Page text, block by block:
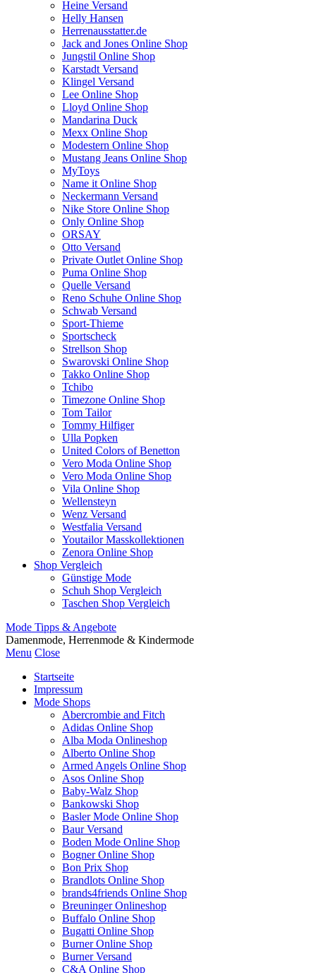
Heine Versand
Helly Hansen
Herrenausstatter.de
Jack and Jones Online Shop
Jungstil Online Shop
Karstadt Versand
Klingel Versand
Lee Online Shop
Lloyd Online Shop
Mandarina Duck
Mexx Online Shop
Modestern Online Shop
Mustang Jeans Online Shop
MyToys
Name it Online Shop
Neckermann Versand
Nike Store Online Shop
Only Online Shop
ORSAY
Otto Versand
Private Outlet Online Shop
Puma Online Shop
Quelle Versand
Reno Schuhe Online Shop
Schwab Versand
Sport-Thieme
Sportscheck
Strellson Shop
Swarovski Online Shop
Takko Online Shop
Tchibo
Timezone Online Shop
Tom Tailor
Tommy Hilfiger
Ulla Popken
United Colors of Benetton
Vero Moda Online Shop
Vero Moda Online Shop
Vila Online Shop
Wellensteyn
Wenz Versand
Westfalia Versand
Youtailor Masskollektionen
Zenora Online Shop
Shop Vergleich
Günstige Mode
Schuh Shop Vergleich
Taschen Shop Vergleich
Mode Tipps & Angebote
Damenmode, Herrenmode & Kindermode
Menu Close
Startseite
Impressum
Mode Shops
Abercrombie and Fitch
Adidas Online Shop
Alba Moda Onlineshop
Alberto Online Shop
Armed Angels Online Shop
Asos Online Shop
Baby-Walz Shop
Bankowski Shop
Basler Mode Online Shop
Baur Versand
Boden Mode Online Shop
Bogner Online Shop
Bon Prix Shop
Brandlots Online Shop
brands4friends Online Shop
Breuninger Onlineshop
Buffalo Online Shop
Bugatti Online Shop
Burner Online Shop
Burner Versand
C&A Online Shop